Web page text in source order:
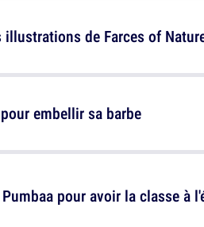
embellir sa barbe
de Farces of
pour avoir la classe à